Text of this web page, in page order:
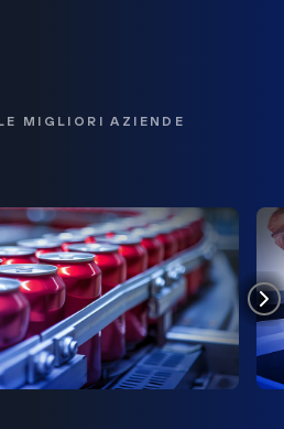
MIGLIORI AZIENDE